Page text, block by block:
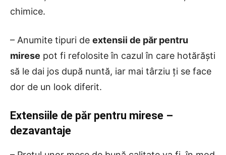
chimice.
– Anumite tipuri de extensii de păr pentru
mirese pot fi refolosite în cazul în care hotărăști
să le dai jos după nuntă, iar mai târziu ți se face
dor de un look diferit.
Extensiile de păr pentru mirese –
dezavantaje